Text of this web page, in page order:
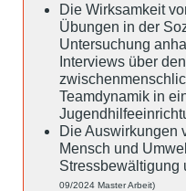
Die Wirksamkeit
Übungen in der
Untersuchung
Interviews über
Teamdynamik in
Die Auswirkungen
Mensch und
Stressbewältigung
09/2024 Master Arbeit)